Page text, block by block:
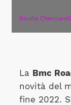
Nicola
La Bmc
novità del
fine 2022.